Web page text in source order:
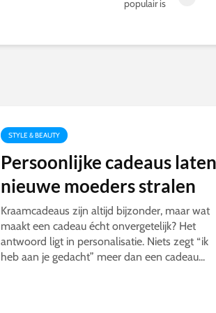
populair is
STYLE & BEAUTY
Persoonlijke cadeaus laten
nieuwe moeders stralen
Kraamcadeaus zijn altijd bijzonder, maar wat
maakt een cadeau écht onvergetelijk? Het
antwoord ligt in personalisatie. Niets zegt “ik
heb aan je gedacht” meer dan een cadeau...